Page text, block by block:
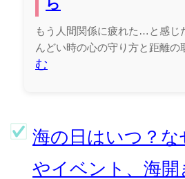
もう人間関係に疲れた…と感じ
んどい時の心の守り方と距離の
む
海の日はいつ？な
やイベント、海開